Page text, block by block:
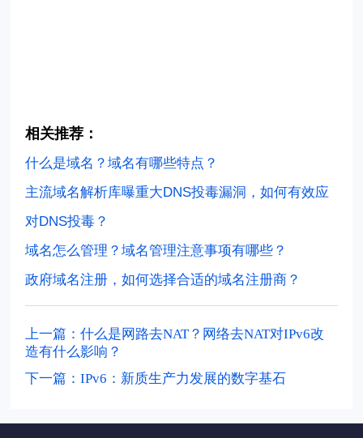
相关推荐：
什么是域名？域名有哪些特点？
主流域名解析库曝重大DNS投毒漏洞，如何有效应
对DNS投毒？
域名怎么管理？域名管理注意事项有哪些？
政府域名注册，如何选择合适的域名注册商？
上一篇：什么是网路去NAT？网络去NAT对IPv6改
造有什么影响？
下一篇：IPv6：新质生产力发展的数字基石